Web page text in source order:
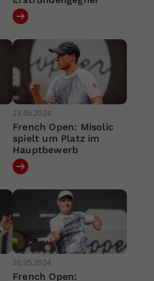
23.05.2024
French Open: Misolic
spielt um Platz im
Hauptbewerb
20.05.2024
French Open: